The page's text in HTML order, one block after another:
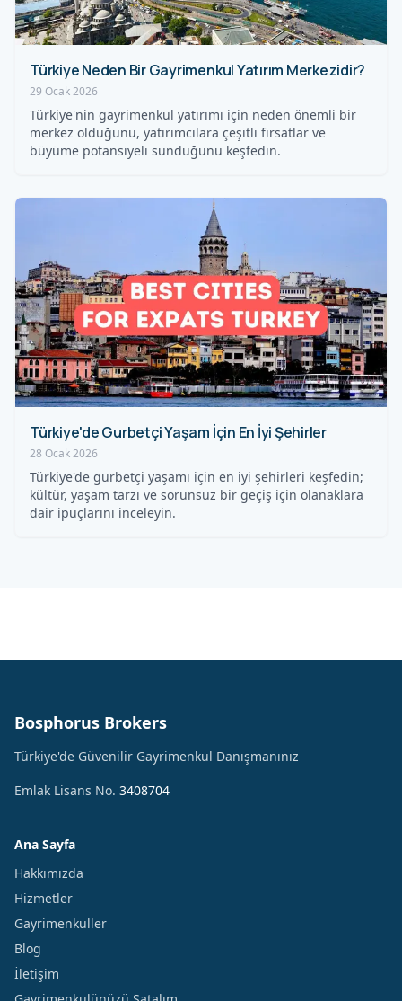
Türkiye Neden Bir Gayrimenkul Yatırım Merkezidir?
29 Ocak 2026
Türkiye'nin gayrimenkul yatırımı için neden önemli bir
merkez olduğunu, yatırımcılara çeşitli fırsatlar ve
büyüme potansiyeli sunduğunu keşfedin.
Türkiye'de Gurbetçi Yaşam İçin En İyi Şehirler
28 Ocak 2026
Türkiye'de gurbetçi yaşamı için en iyi şehirleri keşfedin;
kültür, yaşam tarzı ve sorunsuz bir geçiş için olanaklara
dair ipuçlarını inceleyin.
Bosphorus Brokers
Türkiye'de Güvenilir Gayrimenkul Danışmanınız
Emlak Lisans No. 3408704
Ana Sayfa
Hakkımızda
Hizmetler
Gayrimenkuller
Blog
İletişim